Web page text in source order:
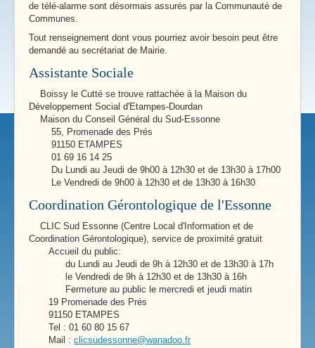
de télé-alarme sont désormais assurés par la Communauté de
Communes.
Tout renseignement dont vous pourriez avoir besoin peut être
demandé au secrétariat de Mairie.
Assistante Sociale
Boissy le Cutté se trouve rattachée à la Maison du
Développement Social d'Etampes-Dourdan
Maison du Conseil Général du Sud-Essonne
55, Promenade des Prés
91150 ETAMPES
01 69 16 14 25
Du Lundi au Jeudi de 9h00 à 12h30 et de 13h30 à 17h00
Le Vendredi de 9h00 à 12h30 et de 13h30 à 16h30
Coordination Gérontologique de l'Essonne
CLIC Sud Essonne (Centre Local d'Information et de
Coordination Gérontologique), service de proximité gratuit
Accueil du public:
du Lundi au Jeudi de 9h à 12h30 et de 13h30 à 17h
le Vendredi de 9h à 12h30 et de 13h30 à 16h
Fermeture au public le mercredi et jeudi matin
19 Promenade des Prés
91150 ETAMPES
Tel : 01 60 80 15 67
Mail : clicsudessonne@wanadoo.fr